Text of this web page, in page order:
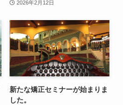
2026年2月12日
新たな矯正セミナーが始まりま
した。